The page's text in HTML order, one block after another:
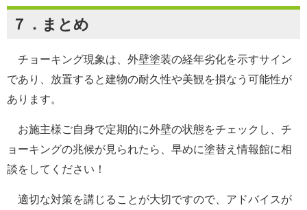
７．まとめ
チョーキング現象は、外壁塗装の経年劣化を示すサイン
であり、放置すると建物の耐久性や美観を損なう可能性が
あります。
お施主様ご自身で定期的に外壁の状態をチェックし、チ
ョーキングの兆候が見られたら、早めに塗替え情報館に相
談をしてください！
適切な対策を講じることが大切ですので、アドバイスが